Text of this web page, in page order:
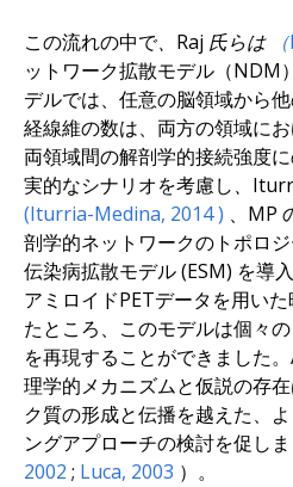
この流れの中で、Raj 氏らは
ットワーク拡散モデル（NDM
デルでは、任意の脳領域から
経線維の数は、両方の領域にお
両領域間の解剖学的接続強度
実的なシナリオを考慮し、
(Iturria-Medina, 2014) 、MP
剖学的ネットワークのトポロ
伝染病拡散モデル (ESM) を導
アミロイドPETデータを用い
たところ、このモデルは個々
を再現することができました
理学的メカニズムと仮説の存
ク質の形成と伝播を越えた、
ングアプローチの検討を促し
2002 ; Luca, 2003 ）。